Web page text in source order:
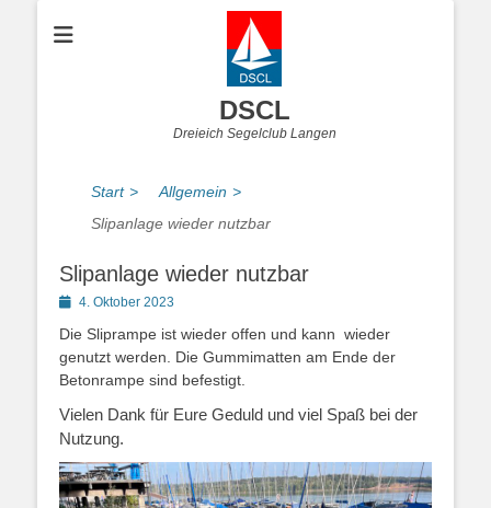
DSCL
Dreieich Segelclub Langen
Start > Allgemein >
Slipanlage wieder nutzbar
Slipanlage wieder nutzbar
Posted4. Oktober 2023
Die Sliprampe ist wieder offen und kann wieder
genutzt werden. Die Gummimatten am Ende der
Betonrampe sind befestigt.
Vielen Dank für Eure Geduld und viel Spaß bei der
Nutzung.